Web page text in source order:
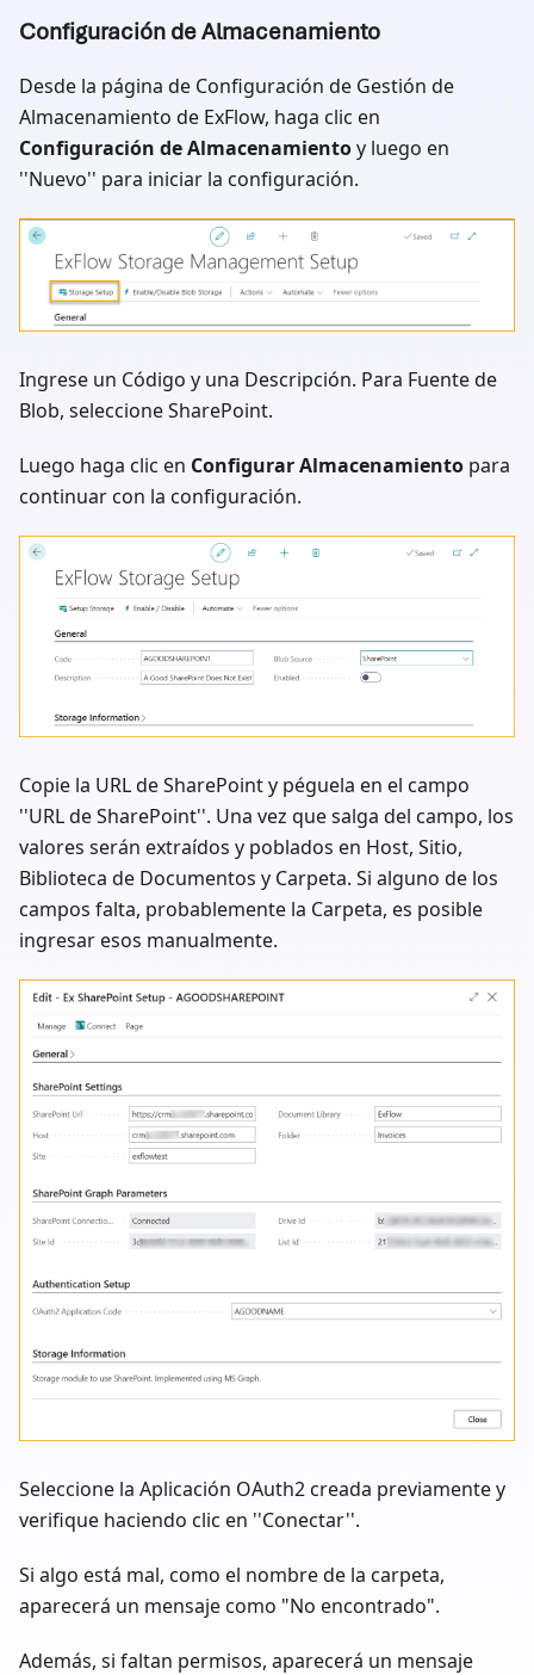
Configuración de Almacenamiento
Desde la página de Configuración de Gestión de
Almacenamiento de ExFlow, haga clic en
Configuración de Almacenamientoy luego en
''Nuevo'' para iniciar la configuración.
Ingrese un Código y una Descripción. Para Fuente de
Blob, seleccione SharePoint.
Luego haga clic en Configurar Almacenamiento para
continuar con la configuración.
Copie la URL de SharePoint y péguela en el campo
''URL de SharePoint''. Una vez que salga del campo, los
valores serán extraídos y poblados en Host, Sitio,
Biblioteca de Documentos y Carpeta. Si alguno de los
campos falta, probablemente la Carpeta, es posible
ingresar esos manualmente.
Seleccione la Aplicación OAuth2 creada previamente y
verifique haciendo clic en ''Conectar''.
Si algo está mal, como el nombre de la carpeta,
aparecerá un mensaje como "No encontrado".
Además, si faltan permisos, aparecerá un mensaje